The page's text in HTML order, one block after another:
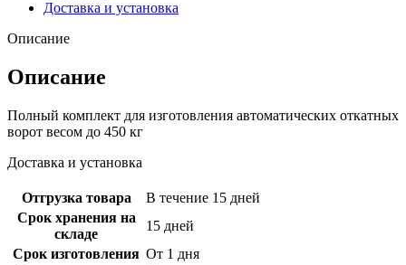
Доставка и установка
Описание
Описание
Полный комплект для изготовления автоматических откатных
ворот весом до 450 кг
Доставка и установка
Отгрузка товара
В течение 15 дней
Срок хранения на
складе
15 дней
Срок изготовления От 1 дня